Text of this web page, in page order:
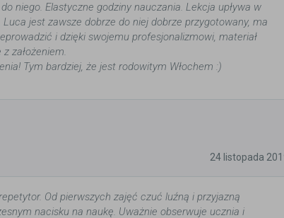
niego. Elastyczne godziny nauczania. Lekcja upływa w
jest zawsze dobrze do niej dobrze przygotowany, ma
i dzięki swojemu profesjonalizmowi, materiał
założeniem.
Tym bardziej, że jest rodowitym Włochem :)
24 listopada
Od pierwszych zajęć czuć luźną i przyjazną
nacisku na naukę. Uważnie obserwuje ucznia i